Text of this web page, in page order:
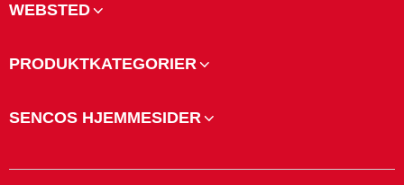
WEBSTED
PRODUKTKATEGORIER
SENCOS HJEMMESIDER